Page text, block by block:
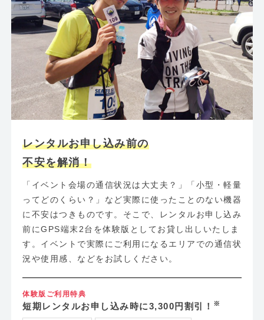
レンタルお申し込み前の
不安を解消！
「イベント会場の通信状況は大丈夫？」「小型・軽量
ってどのくらい？」など実際に使ったことのない機器
に不安はつきものです。そこで、レンタルお申し込み
前にGPS端末2台を体験版としてお貸し出しいたしま
す。イベントで実際にご利用になるエリアでの通信状
況や使用感、などをお試しください。
体験版ご利用特典
短期レンタルお申し込み時に3,300円割引！ ※